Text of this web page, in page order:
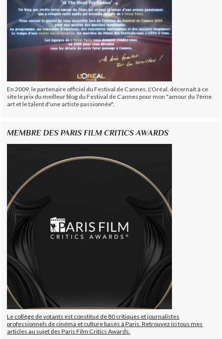
En 2009, le partenaire officiel du Festival de Cannes, L'Oréal, décernait à ce
site le prix du meilleur blog du Festival de Cannes pour mon "amour du 7ème
art et le talent d'une artiste passionnée".
MEMBRE DES PARIS FILM CRITICS AWARDS
Le collège de votants est constitué de 80 critiques et journalistes
professionnels de cinéma et culture basés à Paris. Retrouvez ici tous mes
articles au sujet des Paris Film Critics Awards.